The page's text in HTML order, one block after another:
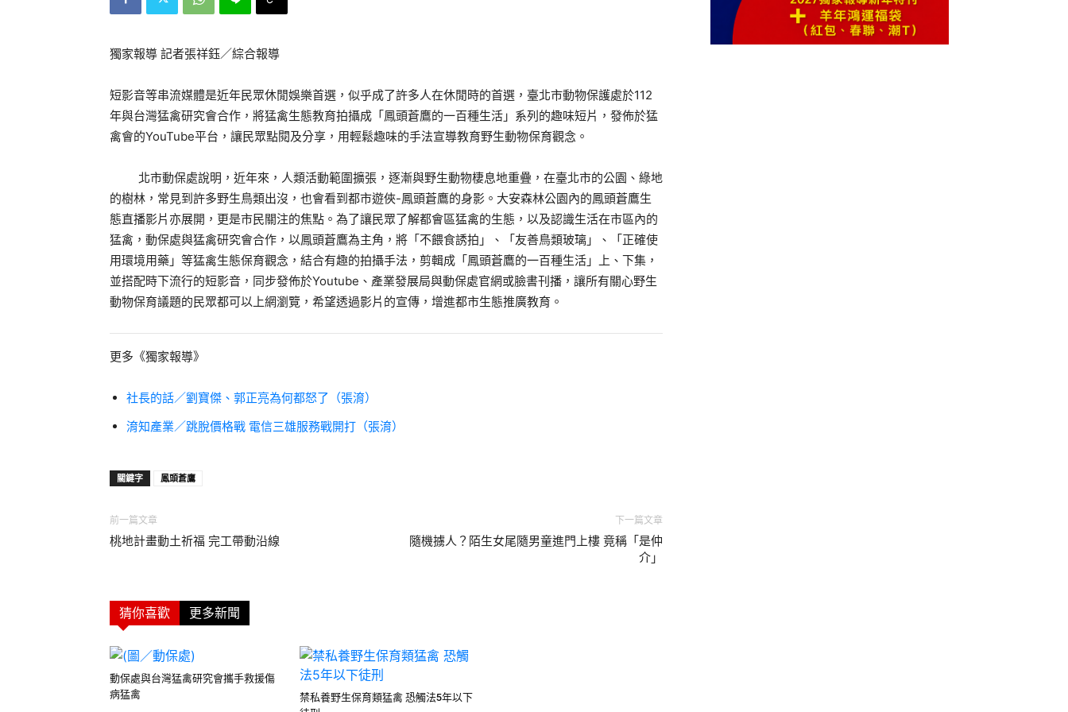
獨家報導 記者張祥鈺／綜合報導
短影音等串流媒體是近年民眾休閒娛樂首選，似乎成了許多人在休閒時的首選，臺北市動物保護處於112
年與台灣猛禽研究會合作，將猛禽生態教育拍攝成「鳳頭蒼鷹的一百種生活」系列的趣味短片，發佈於猛
禽會的YouTube平台，讓民眾點閱及分享，用輕鬆趣味的手法宣導教育野生動物保育觀念。
北市動保處說明，近年來，人類活動範圍擴張，逐漸與野生動物棲息地重疊，在臺北市的公園、綠地
的樹林，常見到許多野生鳥類出沒，也會看到都市遊俠-鳳頭蒼鷹的身影。大安森林公園內的鳳頭蒼鷹生
態直播影片亦展開，更是市民關注的焦點。為了讓民眾了解都會區猛禽的生態，以及認識生活在市區內的
猛禽，動保處與猛禽研究會合作，以鳳頭蒼鷹為主角，將「不餵食誘拍」、「友善鳥類玻璃」、「正確使
用環境用藥」等猛禽生態保育觀念，結合有趣的拍攝手法，剪輯成「鳳頭蒼鷹的一百種生活」上、下集，
並搭配時下流行的短影音，同步發佈於Youtube、產業發展局與動保處官網或臉書刊播，讓所有關心野生
動物保育議題的民眾都可以上網瀏覽，希望透過影片的宣傳，增進都市生態推廣教育。
更多《獨家報導》
社長的話／劉寶傑、郭正亮為何都怒了（張淯）
淯知產業／跳脫價格戰 電信三雄服務戰開打（張淯）
關鍵字 鳳頭蒼鷹
前一篇文章
桃地計畫動土祈福 完工帶動沿線
下一篇文章
隨機擄人？陌生女尾隨男童進門上樓 竟稱「是仲
介」
猜你喜歡 更多新聞
動保處與台灣猛禽研究會攜手救援傷
病猛禽
禁私養野生保育類猛禽 恐觸法5年以下